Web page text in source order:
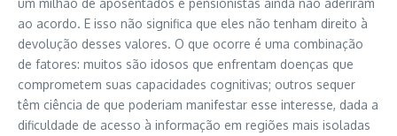
ao acordo. E isso não significa que eles não tenham direito à
devolução desses valores. O que ocorre é uma combinação
de fatores: muitos são idosos que enfrentam doenças que
comprometem suas capacidades cognitivas; outros sequer
têm ciência de que poderiam manifestar esse interesse, dada a
dificuldade de acesso à informação em regiões mais isoladas